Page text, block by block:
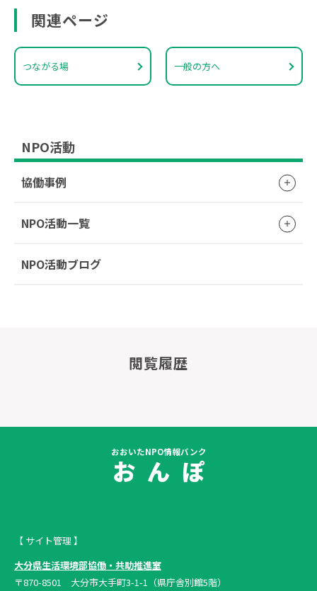
関連ページ
つながる場 一般の方へ
NPO活動
協働事例
NPO活動一覧
NPO活動ブログ
閲覧履歴
おおいたNPO情報バンク
お ん ぽ
【 サイト管理 】
大分県生活環境部協働・共助推進室
〒870-8501 大分市大手町3-1-1（県庁舎別館5階）